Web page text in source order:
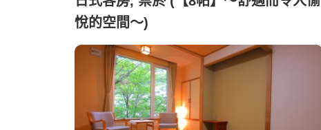
悅的空間～)